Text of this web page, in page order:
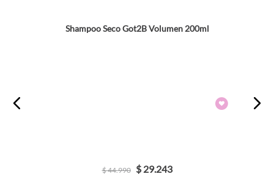
Shampoo Seco Got2B Volumen 200ml
$44.990 $ 29.243